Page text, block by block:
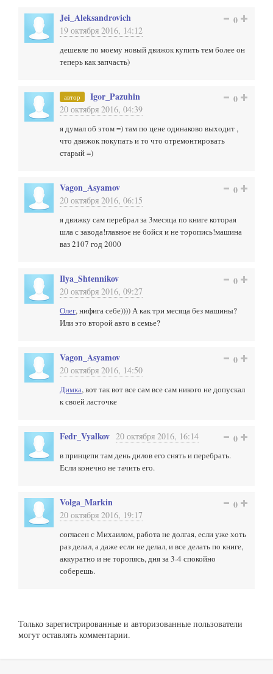
Jei_Aleksandrovich
19 октября 2016, 14:12
0
дешевле по моему новый движок купить тем более он
теперь как запчасть)
автор Igor_Pazuhin
20 октября 2016, 04:39
0
я думал об этом =) там по цене одинаково выходит ,
что движок покупать и то что отремонтировать
старый =)
Vagon_Asyamov
20 октября 2016, 06:15
0
я движку сам перебрал за 3месяца по книге которая
шла с завода!главное не бойся и не торопись!машина
ваз 2107 год 2000
Ilya_Shtennikov
20 октября 2016, 09:27
0
Олег, нифига себе)))) А как три месяца без машины?
Или это второй авто в семье?
Vagon_Asyamov
20 октября 2016, 14:50
0
Димка, вот так вот все сам все сам никого не допускал
к своей ласточке
Fedr_Vyalkov 20 октября 2016, 16:14 0
в принцепи там день дилов его снять и перебрать.
Если конечно не тачить его.
Volga_Markin
20 октября 2016, 19:17
0
согласен с Михаилом, работа не долгая, если уже хоть
раз делал, а даже если не делал, и все делать по книге,
аккуратно и не торопясь, дня за 3-4 спокойно
соберешь.
Только зарегистрированные и авторизованные пользователи
могут оставлять комментарии.